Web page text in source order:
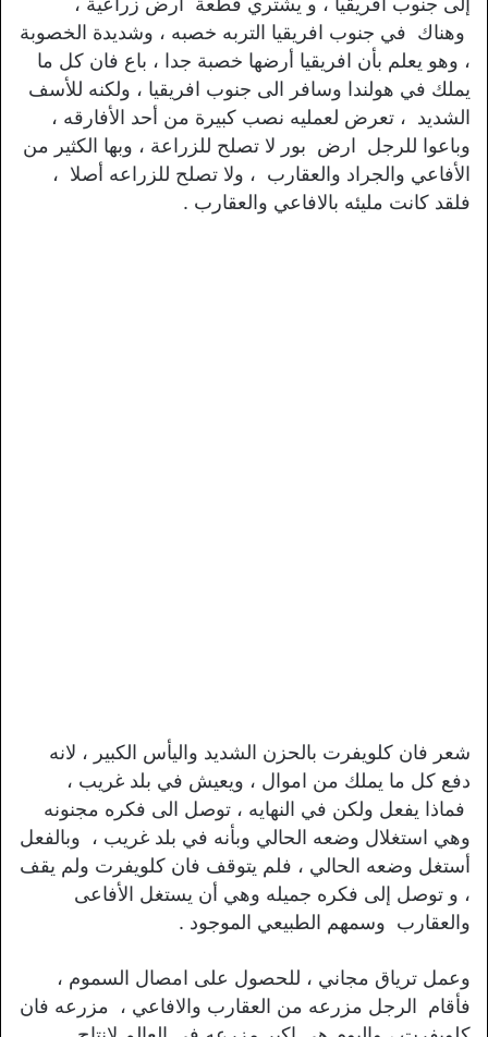
وهناك في جنوب افريقيا التربه خصبه ، وشديدة الخصوبة
، وهو يعلم بأن افريقيا أرضها خصبة جدا ، باع فان كل ما
يملك في هولندا وسافر الى جنوب افريقيا ، ولكنه للأسف
الشديد ، تعرض لعمليه نصب كبيرة من أحد الأفارقه ،
وباعوا للرجل ارض بور لا تصلح للزراعة ، وبها الكثير من
الأفاعي والجراد والعقارب ، ولا تصلح للزراعه أصلا ،
فلقد كانت مليئه بالافاعي والعقارب .
شعر فان كلويفرت بالحزن الشديد واليأس الكبير ، لانه
دفع كل ما يملك من اموال ، ويعيش في بلد غريب ،
فماذا يفعل ولكن في النهايه ، توصل الى فكره مجنونه
وهي استغلال وضعه الحالي وبأنه في بلد غريب ، وبالفعل
أستغل وضعه الحالي ، فلم يتوقف فان كلويفرت ولم يقف
، و توصل إلى فكره جميله وهي أن يستغل الأفاعى
والعقارب وسمهم الطبيعي الموجود .
وعمل ترياق مجاني ، للحصول على امصال السموم ،
فأقام الرجل مزرعه من العقارب والافاعي ، مزرعه فان